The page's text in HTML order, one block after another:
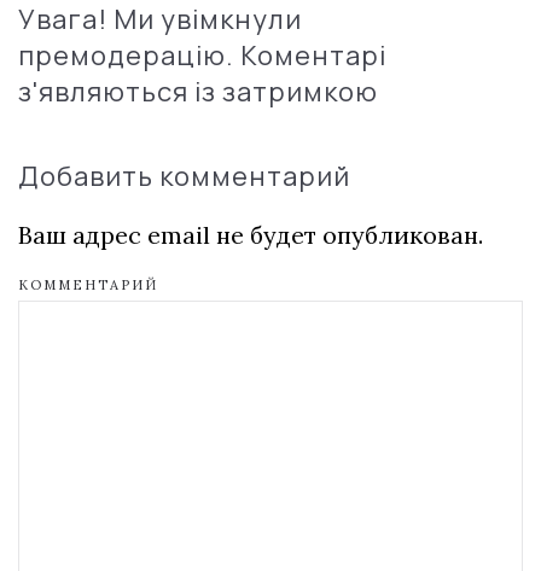
Увага! Ми увімкнули
премодерацію. Коментарі
з'являються із затримкою
Добавить комментарий
Ваш адрес email не будет опубликован.
КОММЕНТАРИЙ